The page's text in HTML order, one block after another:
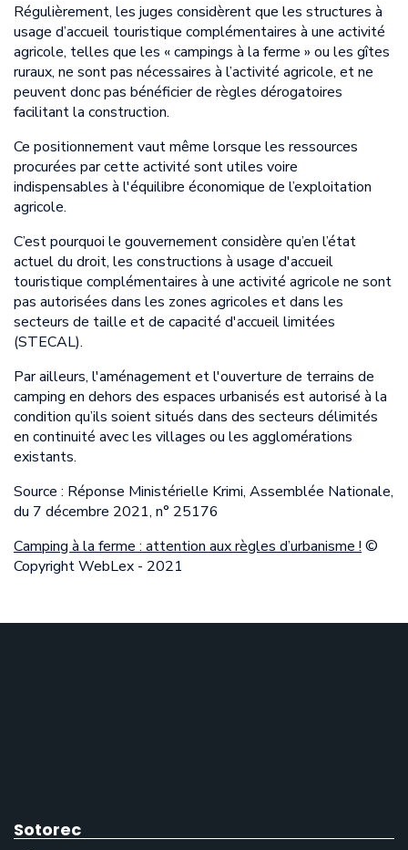
Régulièrement, les juges considèrent que les structures à
usage d’accueil touristique complémentaires à une activité
agricole, telles que les « campings à la ferme » ou les gîtes
ruraux, ne sont pas nécessaires à l’activité agricole, et ne
peuvent donc pas bénéficier de règles dérogatoires
facilitant la construction.
Ce positionnement vaut même lorsque les ressources
procurées par cette activité sont utiles voire
indispensables à l'équilibre économique de l’exploitation
agricole.
C’est pourquoi le gouvernement considère qu’en l’état
actuel du droit, les constructions à usage d'accueil
touristique complémentaires à une activité agricole ne sont
pas autorisées dans les zones agricoles et dans les
secteurs de taille et de capacité d'accueil limitées
(STECAL).
Par ailleurs, l'aménagement et l'ouverture de terrains de
camping en dehors des espaces urbanisés est autorisé à la
condition qu’ils soient situés dans des secteurs délimités
en continuité avec les villages ou les agglomérations
existants.
Source : Réponse Ministérielle Krimi, Assemblée Nationale,
du 7 décembre 2021, n° 25176
Camping à la ferme : attention aux règles d’urbanisme ! ©
Copyright WebLex - 2021
Sotorec